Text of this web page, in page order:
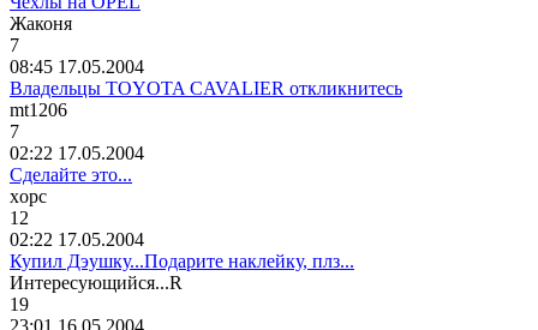
Жаконя
7
08:45 17.05.2004
Владельцы TOYOTA CAVALIER откликнитесь
mt1206
7
02:22 17.05.2004
Сделайте это...
xopc
12
02:22 17.05.2004
Купил Дэушку...Подарите наклейку, плз...
Интересующийся...R
19
23:01 16.05.2004